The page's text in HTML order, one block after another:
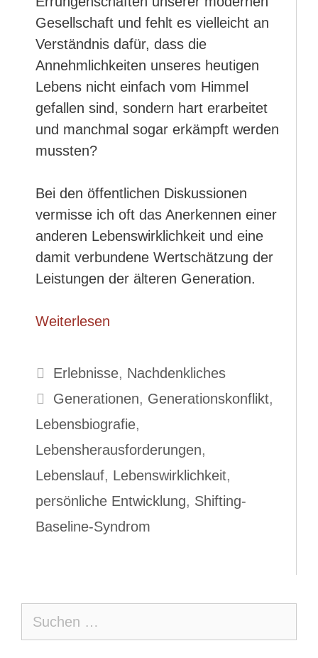
Gesellschaft und fehlt es vielleicht an
Verständnis dafür, dass die
Annehmlichkeiten unseres heutigen
Lebens nicht einfach vom Himmel
gefallen sind, sondern hart erarbeitet
und manchmal sogar erkämpft werden
mussten?
Bei den öffentlichen Diskussionen
vermisse ich oft das Anerkennen einer
anderen Lebenswirklichkeit und eine
damit verbundene Wertschätzung der
Leistungen der älteren Generation.
Weiterlesen
Kategorien
Erlebnisse, Nachdenkliches
Schlagwörter
Generationen, Generationskonflikt,
Lebensbiografie,
Lebensherausforderungen,
Lebenslauf, Lebenswirklichkeit,
persönliche Entwicklung, Shifting-
Baseline-Syndrom
nach: